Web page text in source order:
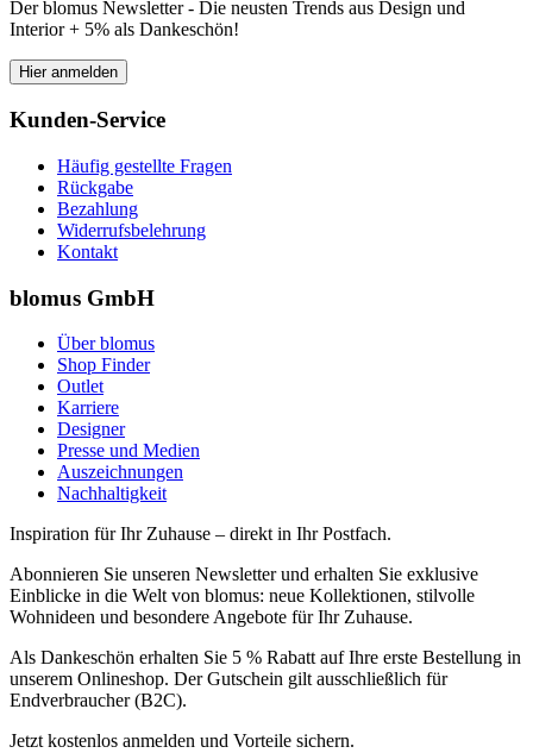
Der blomus Newsletter - Die neusten Trends aus Design und
Interior + 5% als Dankeschön!
Hier anmelden
Kunden-Service
Häufig gestellte Fragen
Rückgabe
Bezahlung
Widerrufsbelehrung
Kontakt
blomus GmbH
Über blomus
Shop Finder
Outlet
Karriere
Designer
Presse und Medien
Auszeichnungen
Nachhaltigkeit
Inspiration für Ihr Zuhause – direkt in Ihr Postfach.
Abonnieren Sie unseren Newsletter und erhalten Sie exklusive
Einblicke in die Welt von blomus: neue Kollektionen, stilvolle
Wohnideen und besondere Angebote für Ihr Zuhause.
Als Dankeschön erhalten Sie 5 % Rabatt auf Ihre erste Bestellung in
unserem Onlineshop. Der Gutschein gilt ausschließlich für
Endverbraucher (B2C).
Jetzt kostenlos anmelden und Vorteile sichern.